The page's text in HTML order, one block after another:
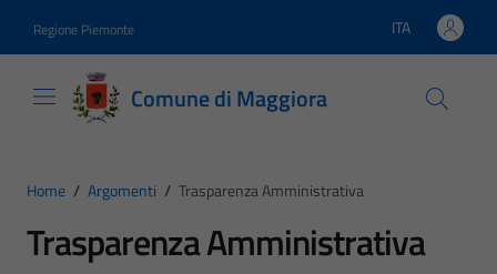
Regione Piemonte Lingua attiva:
ITA
Comune di Maggiora
Home / Argomenti / Trasparenza Amministrativa
Trasparenza Amministrativa